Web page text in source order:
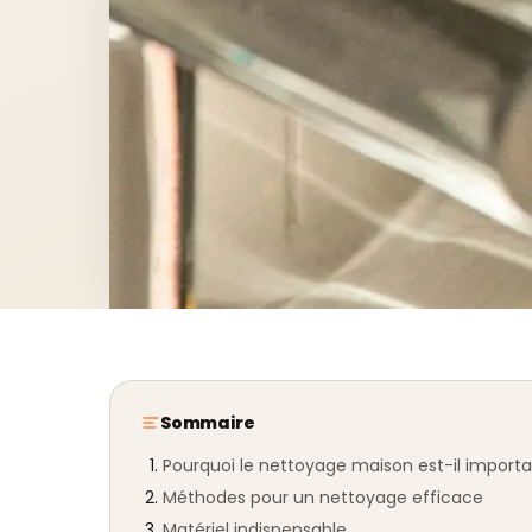
Sommaire
Pourquoi le nettoyage maison est-il
Méthodes pour un nettoyage efficace